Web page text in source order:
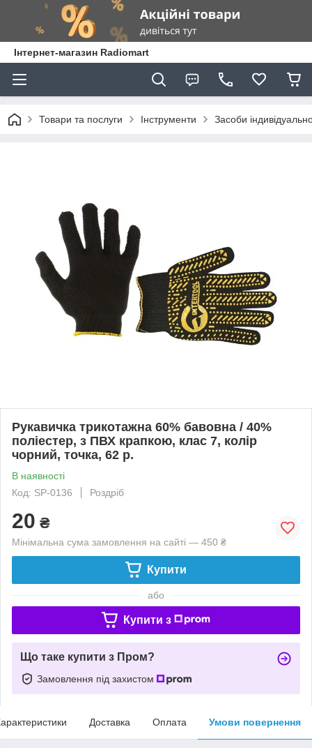
Інтернет-магазин Radiomart
Товари та послуги Інструменти Засоби
Рукавичка трикотажна 60% бавовна / 40%
поліестер, з ПВХ крапкою, клас 7, колір
чорний, точка, 62 р.
В наявності
Код: SP-0136
Роздріб
20 ₴
Мінімальна сума замовлення на сайті — 450 ₴
Купити
або
Купити з
Що таке купити з Пром?
Замовлення під захистом
Доставка Оплата Умови повернення